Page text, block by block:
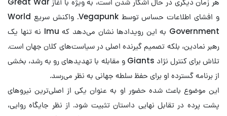
و افشای اطلاعات حساس توسط Vegapunk. واکنش سریع World
Government به این رویدادها نشان می‌دهد که Imu نه تنها یک
رهبر نمادین، بلکه تصمیم گیرنده اصلی در سیاست‌های کلان جهان است.
تلاش برای کنترل نژاد Giants و مقابله با تهدیدهای رو به رشد، بخشی
از برنامه گسترده او برای حفظ سلطه جهانی به نظر می‌رسد.
این موضوع باعث شده حضور او به عنوان یکی از اصلی‌ترین نیروهای
پشت پرده در تقابل نهایی داستان تثبیت شود. از نظر جایگاه روایی،